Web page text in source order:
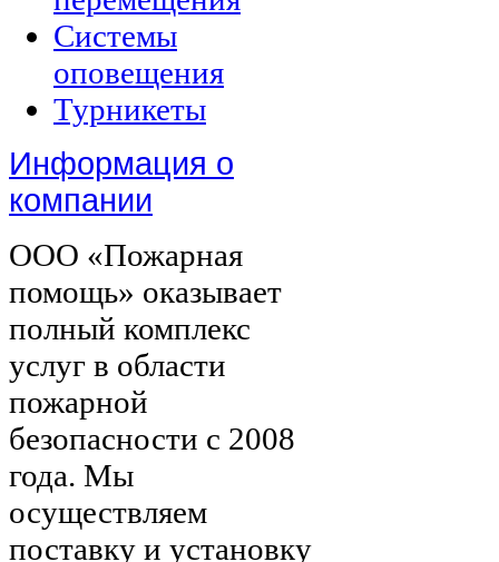
Системы
оповещения
Турникеты
Информация о
компании
ООО «Пожарная
помощь» оказывает
полный комплекс
услуг в области
пожарной
безопасности с 2008
года. Мы
осуществляем
поставку и установку